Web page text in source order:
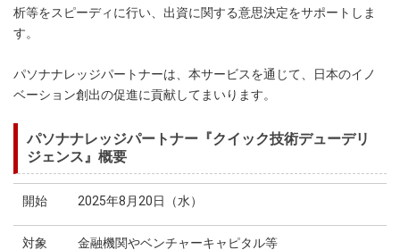
析等をスピーディに行い、出資に関する意思決定をサポートしま
す。
パソナナレッジパートナーは、本サービスを通じて、日本のイノ
ベーション創出の促進に貢献してまいります。
パソナナレッジパートナー『クイック技術デューデリ
ジェンス』概要
開始 2025年8月20日（水）
対象 金融機関やベンチャーキャピタル等